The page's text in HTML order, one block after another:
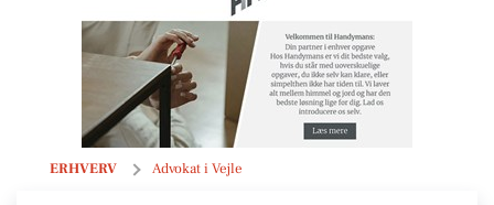
ERHVERV Advokat i Vejle
Jensen Advokatfirma Advokatanpartsselskab